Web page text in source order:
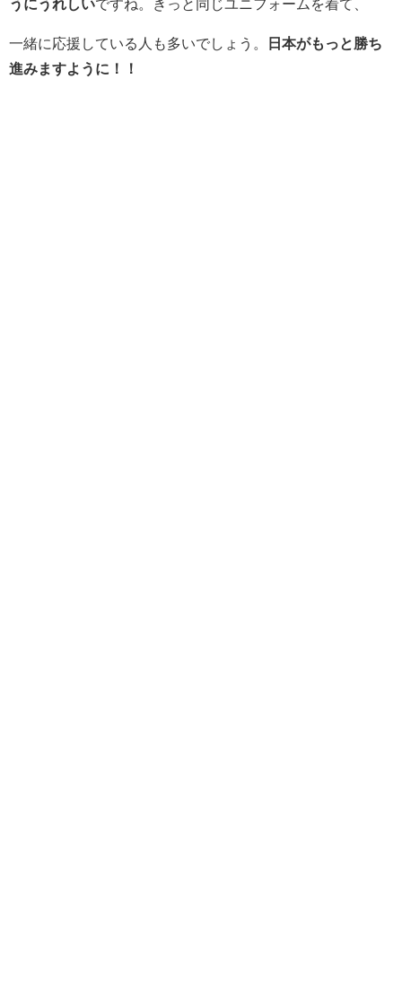
うにうれしいですね。きっと同じユニフォームを着て、
一緒に応援している人も多いでしょう。
日本がもっと勝ち
進みますように！！